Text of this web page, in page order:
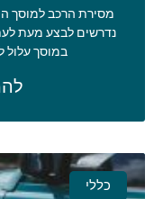
מסירת הרכב למוסך
נדרשים לבצע מעת
במוסך עלול
כללי